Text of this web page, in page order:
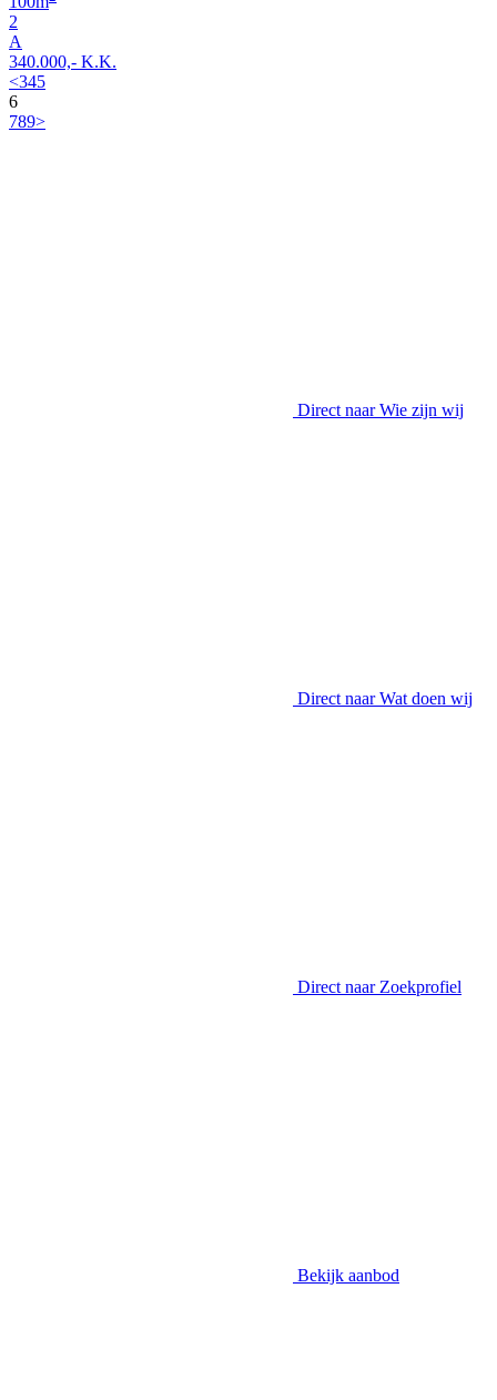
2
A
340.000,- K.K.
<345
6
789>
Direct naar Wie zijn wij
Direct naar Wat doen wij
Direct naar Zoekprofiel
Bekijk aanbod